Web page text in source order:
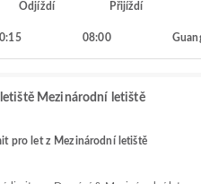
Odjíždí Přijíždí
08:00
Mezinárodní letiště
pro let z Mezinárodní letiště